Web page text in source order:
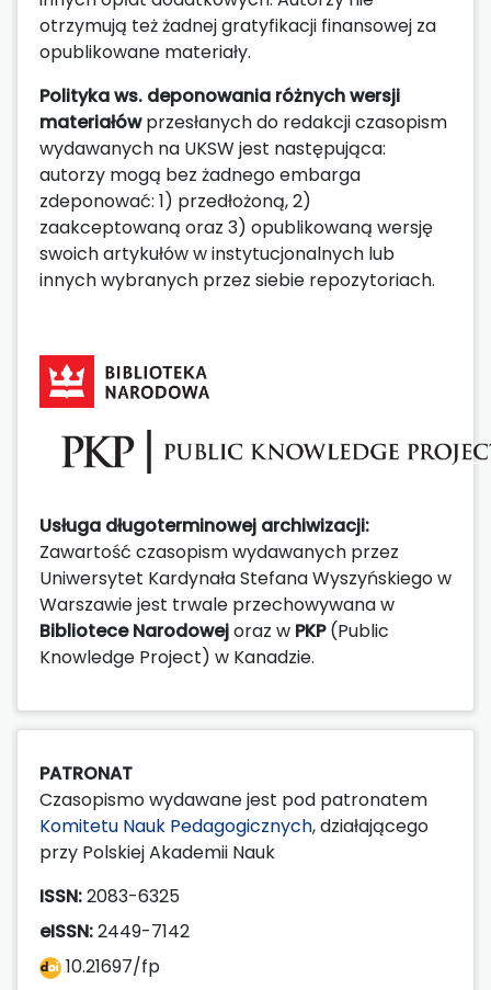
otrzymują też żadnej gratyfikacji finansowej za
opublikowane materiały.
Polityka ws. deponowania różnych wersji
materiałówprzesłanych do redakcji czasopism
wydawanych na UKSW jest następująca:
autorzy mogą bez żadnego embarga
zdeponować: 1) przedłożoną, 2)
zaakceptowaną oraz 3) opublikowaną wersję
swoich artykułów w instytucjonalnych lub
innych wybranych przez siebie repozytoriach.
Usługa długoterminowej archiwizacji:
Zawartość czasopism wydawanych przez
Uniwersytet Kardynała Stefana Wyszyńskiego w
Warszawie jest trwale przechowywana w
Bibliotece Narodowejoraz w PKP(Public
Knowledge Project) w Kanadzie.
PATRONAT
Czasopismo wydawane jest pod patronatem
Komitetu Nauk Pedagogicznych, działającego
przy Polskiej Akademii Nauk
ISSN:2083-6325
eISSN:2449-7142
10.21697/fp